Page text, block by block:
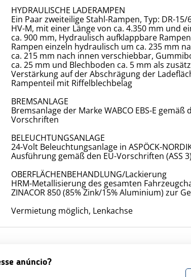
HYDRAULISCHE LADERAMPEN
Ein Paar zweiteilige Stahl-Rampen, Typ: DR-15/
HV-M, mit einer Länge von ca. 4.350 mm und
ca. 900 mm, Hydraulisch aufklappbare
Rampen einzeln hydraulisch um ca. 235 mm
ca. 215 mm nach innen verschiebbar,
ca. 25 mm und Blechboden ca. 5 mm als
Verstärkung auf der Abschrägung der
Rampenteil mit Riffelblechbelag
BREMSANLAGE
Bremsanlage der Marke WABCO EBS-E gemäß
Vorschriften
BELEUCHTUNGSANLAGE
24-Volt Beleuchtungsanlage in ASPÖCK-
Ausführung gemäß den EU-Vorschriften (ASS 3)
OBERFLÄCHENBEHANDLUNG/Lackierung
HRM-Metallisierung des gesamten
ZINACOR 850 (85% Zink/15% Aluminium) zur
Vermietung möglich, Lenkachse
anúncio?